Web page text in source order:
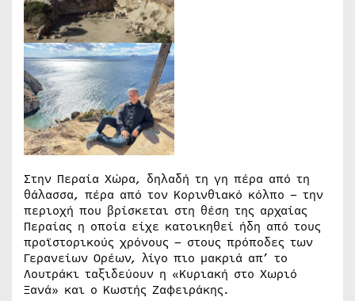
Στην Περαία Χώρα, δηλαδή τη γη πέρα από τη
θάλασσα, πέρα από τον Κορινθιακό κόλπο – την
περιοχή που βρίσκεται στη θέση της αρχαίας
Περαίας η οποία είχε κατοικηθεί ήδη από τους
προϊστορικούς χρόνους – στους πρόποδες των
Γερανείων Ορέων, λίγο πιο μακριά απ’ το
Λουτράκι ταξιδεύουν η «Κυριακή στο Χωριό
Ξανά» και ο Κωστής Ζαφειράκης.